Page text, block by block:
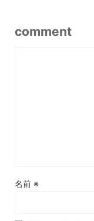
comment
名前 ※